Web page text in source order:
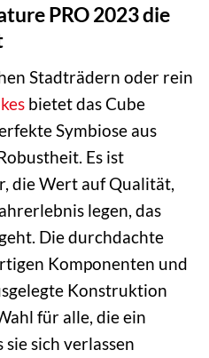
PRO 2023 die
Stadträdern oder rein
bietet das Cube
Symbiose aus
Es ist
die Wert auf Qualität,
legen, das
Die durchdachte
Komponenten und
Konstruktion
für alle, die ein
sich verlassen